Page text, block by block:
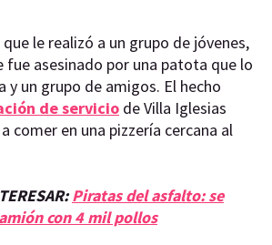
le realizó a un grupo de jóvenes,
fue asesinado por una patota que lo
y un grupo de amigos. El hecho
de servicio de Villa Iglesias
comer en una pizzería cercana al
Piratas del asfalto: se
con 4 mil pollos